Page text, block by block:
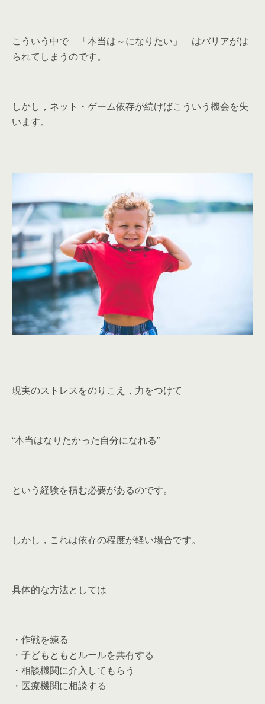
こういう中で 「本当は～になりたい」 はバリアがは
られてしまうのです。
しかし，ネット・ゲーム依存が続けばこういう機会を失
います。
現実のストレスをのりこえ，力をつけて
“本当はなりたかった自分になれる”
という経験を積む必要があるのです。
しかし，これは依存の程度が軽い場合です。
具体的な方法としては
・作戦を練る
・子どもともとルールを共有する
・相談機関に介入してもらう
・医療機関に相談する